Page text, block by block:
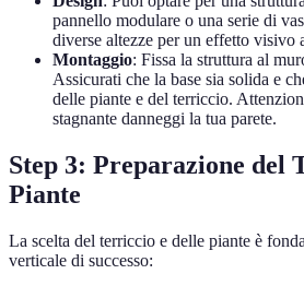
pannello modulare o una serie di
diverse altezze per un effetto visivo
Montaggio: Fissa la struttura al
Assicurati che la base sia solida e
delle piante e del terriccio.
stagnante danneggi la tua parete.
Step 3: Preparazione del
Piante
La scelta del terriccio e delle piante è
verticale di successo: